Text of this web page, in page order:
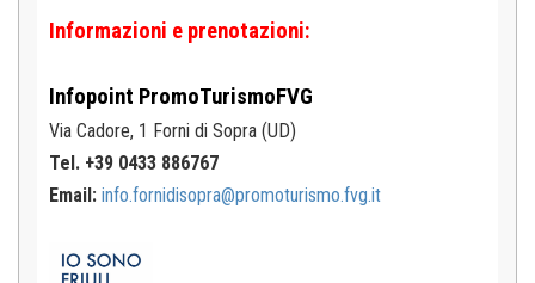
Informazioni e prenotazioni:
Infopoint PromoTurismoFVG
Via Cadore, 1 Forni di Sopra (UD)
Tel. +39 0433 886767
Email: info.fornidisopra@promoturismo.fvg.it